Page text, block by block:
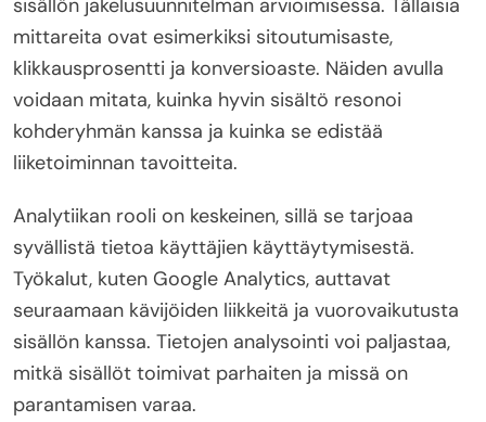
sisällön jakelusuunnitelman arvioimisessa. Tällaisia
mittareita ovat esimerkiksi sitoutumisaste,
klikkausprosentti ja konversioaste. Näiden avulla
voidaan mitata, kuinka hyvin sisältö resonoi
kohderyhmän kanssa ja kuinka se edistää
liiketoiminnan tavoitteita.
Analytiikan rooli on keskeinen, sillä se tarjoaa
syvällistä tietoa käyttäjien käyttäytymisestä.
Työkalut, kuten Google Analytics, auttavat
seuraamaan kävijöiden liikkeitä ja vuorovaikutusta
sisällön kanssa. Tietojen analysointi voi paljastaa,
mitkä sisällöt toimivat parhaiten ja missä on
parantamisen varaa.